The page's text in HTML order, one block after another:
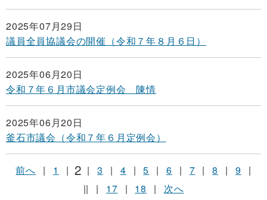
2025年07月29日
議員全員協議会の開催（令和７年８月６日）
2025年06月20日
令和７年６月市議会定例会 陳情
2025年06月20日
釜石市議会（令和７年６月定例会）
前へ | 1 | 2 | 3 | 4 | 5 | 6 | 7 | 8 | 9
|
||
| 17 | 18 | 次へ